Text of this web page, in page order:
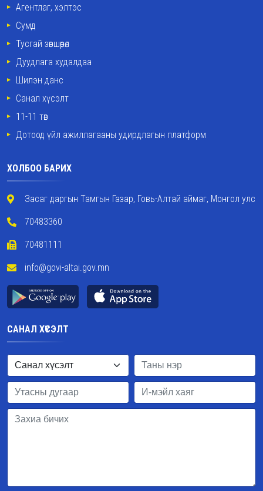
Агентлаг, хэлтэс
Сумд
Тусгай зөвшөөрөл
Дуудлага худалдаа
Шилэн данс
Санал хүсэлт
11-11 төв
Дотоод үйл ажиллагааны удирдлагын платформ
ХОЛБОО БАРИХ
Засаг даргын Тамгын Газар, Говь-Алтай аймаг, Монгол улс
70483360
70481111
info@govi-altai.gov.mn
САНАЛ ХҮСЭЛТ